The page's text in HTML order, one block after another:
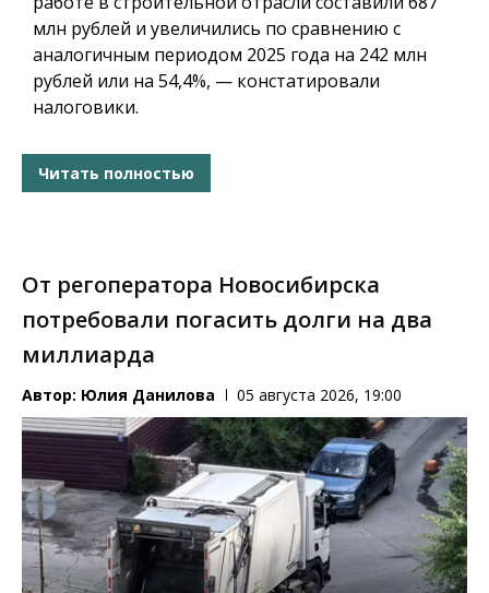
млн рублей и увеличились по сравнению с
аналогичным периодом 2025 года на 242 млн
рублей или на 54,4%, — констатировали
налоговики.
Читать полностью
От регоператора Новосибирска
потребовали погасить долги на два
миллиарда
Автор: Юлия Данилова 05 августа 2026, 19:00